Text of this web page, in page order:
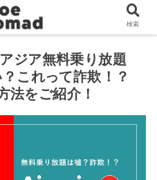
ジア無料乗り放題
これって詐欺！？
法をご紹介！
検索